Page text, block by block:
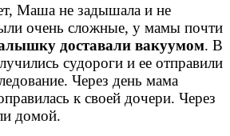
Маша не задышала и не
очень сложные, у мамы почти
доставали вакуумом. В
судороги и ее отправили
Через день мама
к своей дочери. Через
домой.